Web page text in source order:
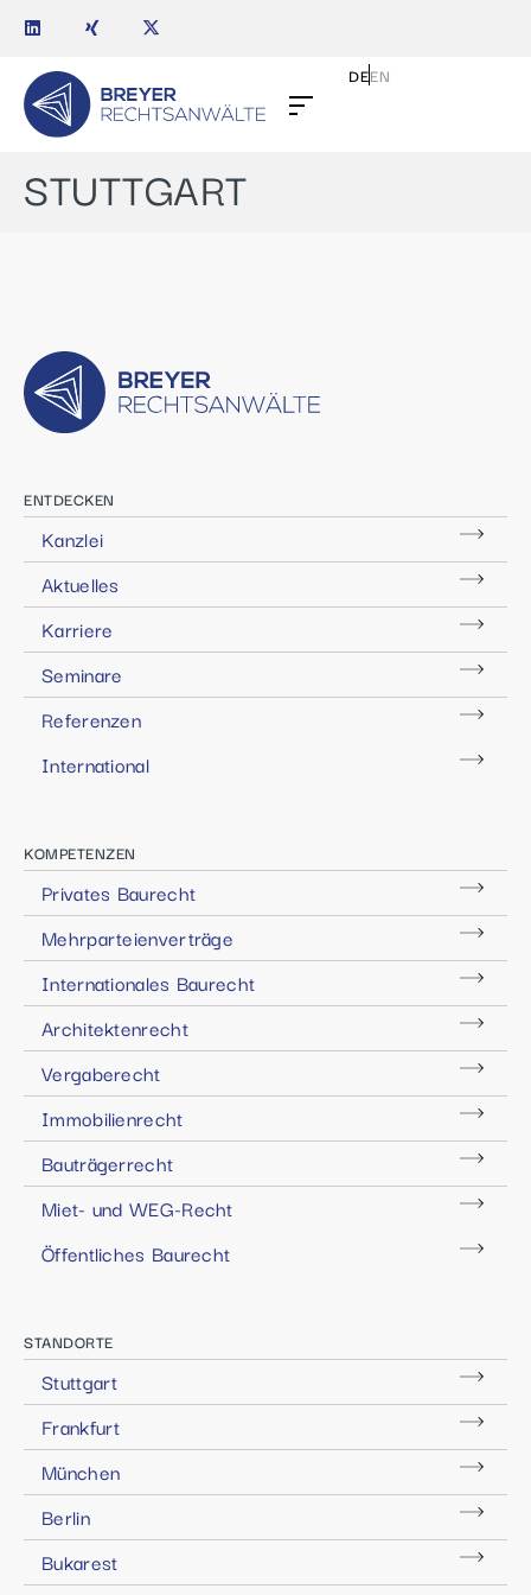
DEEN
STUTTGART
ENTDECKEN
Kanzlei
Aktuelles
Karriere
Seminare
Referenzen
International
KOMPETENZEN
Privates Baurecht
Mehrparteienverträge
Internationales Baurecht
Architektenrecht
Vergaberecht
Immobilienrecht
Bauträgerrecht
Miet- und WEG-Recht
Öffentliches Baurecht
STANDORTE
Stuttgart
Frankfurt
München
Berlin
Bukarest